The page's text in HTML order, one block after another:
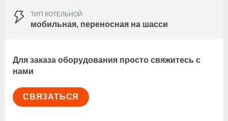
ТИП КОТЕЛЬНОЙ
мобильная, переносная на шасси
Для заказа оборудования просто свяжитесь с
нами
СВЯЗАТЬСЯ